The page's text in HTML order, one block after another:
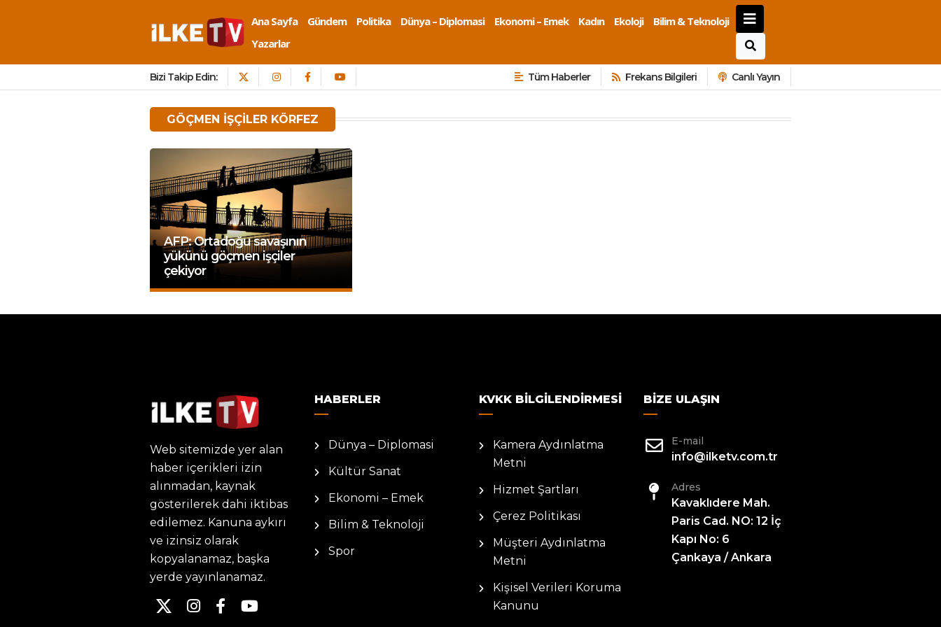
Ana Sayfa Gündem Politika Dünya – Diplomasi Ekonomi – Emek Kadın Ekoloji
Bilim & Teknoloji
Yazarlar
Bizi Takip Edin: Tüm Haberler Frekans Bilgileri Canlı Yayın
GÖÇMEN IŞÇILER KÖRFEZ
AFP: Ortadoğu savaşının
yükünü göçmen işçiler
çekiyor
Web sitemizde yer alan
haber içerikleri izin
alınmadan, kaynak
gösterilerek dahi iktibas
edilemez. Kanuna aykırı
ve izinsiz olarak
kopyalanamaz, başka
yerde yayınlanamaz.
HABERLER
Dünya – Diplomasi
Kültür Sanat
Ekonomi – Emek
Bilim & Teknoloji
Spor
KVKK BILGILENDIRMESI
Kamera Aydınlatma
Metni
Hizmet Şartları
Çerez Politikası
Müşteri Aydınlatma
Metni
Kişisel Verileri Koruma
Kanunu
BIZE ULAŞIN
E-mail
info@ilketv.com.tr
Adres
Kavaklıdere Mah.
Paris Cad. NO: 12 İç
Kapı No: 6
Çankaya / Ankara